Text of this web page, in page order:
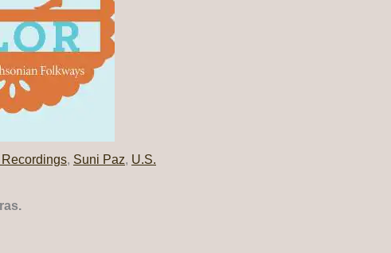
, Suni Paz, U.S.